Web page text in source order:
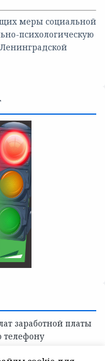
меры социальной
психологическую